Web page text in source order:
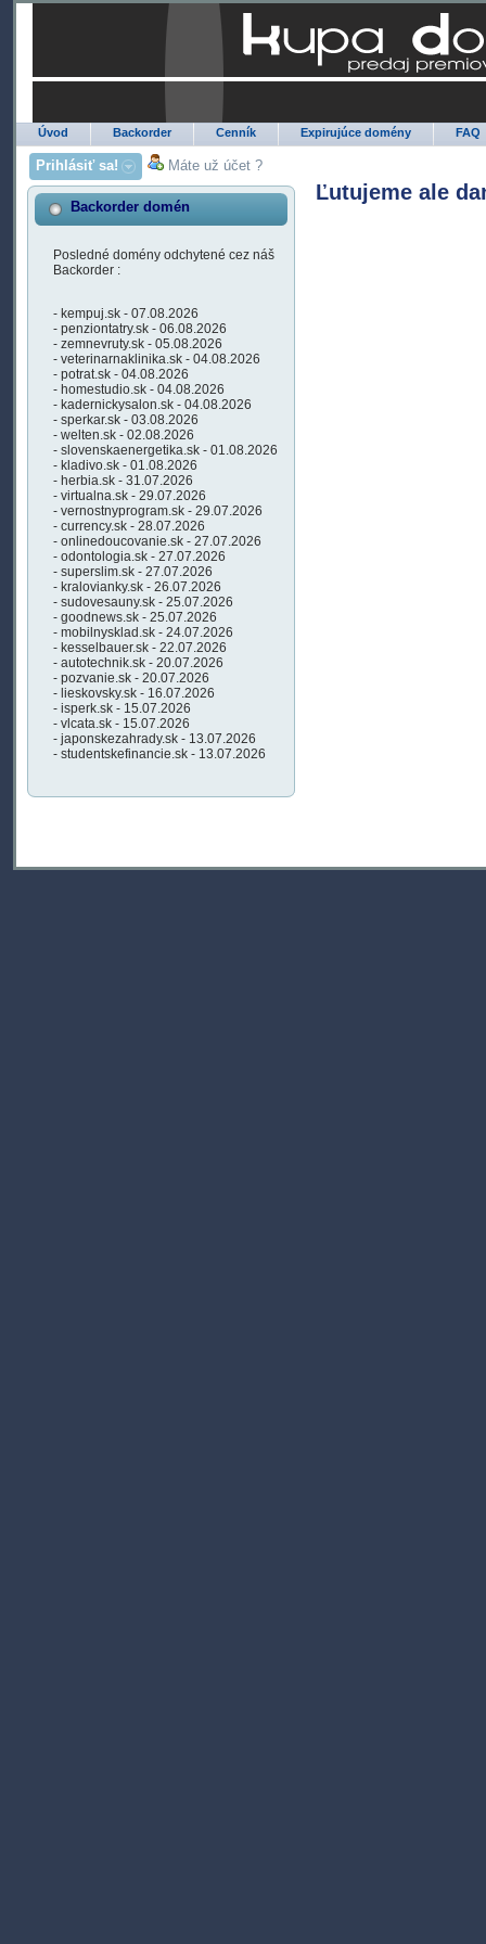
Úvod Backorder Cenník Expirujúce domény FAQ
Prihlásiť sa! Máte už účet ?
Backorder domén
Posledné domény odchytené cez náš
Backorder :
- kempuj.sk - 07.08.2026
- penziontatry.sk - 06.08.2026
- zemnevruty.sk - 05.08.2026
- veterinarnaklinika.sk - 04.08.2026
- potrat.sk - 04.08.2026
- homestudio.sk - 04.08.2026
- kadernickysalon.sk - 04.08.2026
- sperkar.sk - 03.08.2026
- welten.sk - 02.08.2026
- slovenskaenergetika.sk - 01.08.2026
- kladivo.sk - 01.08.2026
- herbia.sk - 31.07.2026
- virtualna.sk - 29.07.2026
- vernostnyprogram.sk - 29.07.2026
- currency.sk - 28.07.2026
- onlinedoucovanie.sk - 27.07.2026
- odontologia.sk - 27.07.2026
- superslim.sk - 27.07.2026
- kralovianky.sk - 26.07.2026
- sudovesauny.sk - 25.07.2026
- goodnews.sk - 25.07.2026
- mobilnysklad.sk - 24.07.2026
- kesselbauer.sk - 22.07.2026
- autotechnik.sk - 20.07.2026
- pozvanie.sk - 20.07.2026
- lieskovsky.sk - 16.07.2026
- isperk.sk - 15.07.2026
- vlcata.sk - 15.07.2026
- japonskezahrady.sk - 13.07.2026
- studentskefinancie.sk - 13.07.2026
Ľutujeme ale